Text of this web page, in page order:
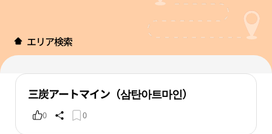
エリア検索
三炭アートマイン（삼탄아트마인）
0 0